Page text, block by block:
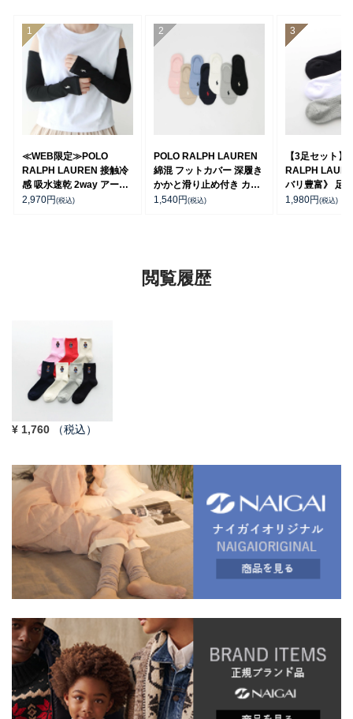
≪WEB限定≫POLO
RALPH LAUREN 接触冷
感 吸水速乾 2way アーム
カバー ＆ レッグウォーマ
2,970円 (税込)
POLO RALPH LAUREN
綿混 フットカバー 深履き
かかと滑り止め付き カバ
ーソックス レディース
1,540円(税込)
【3足セット】
RALPH
バリ豊富》 足
ーチサポート
1,980円(税込)
閲覧履歴
¥ 1,760 （税込）